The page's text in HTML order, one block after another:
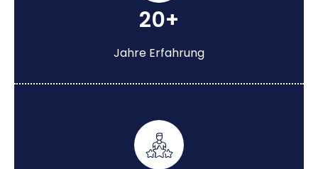
20+
Jahre Erfahrung